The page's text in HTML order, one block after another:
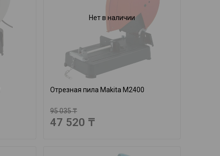
Нет в наличии
Отрезная пила Makita M2400
95 035 ₸
47 520 ₸